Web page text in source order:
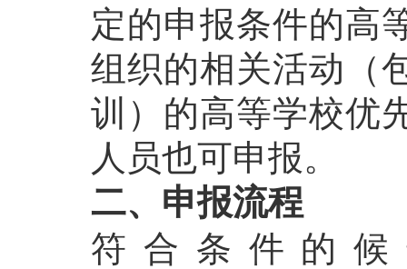
定的申报条件的高
组织的相关活动（
训）的高等学校优
人员也可申报。
二、申报流程
符合条件的